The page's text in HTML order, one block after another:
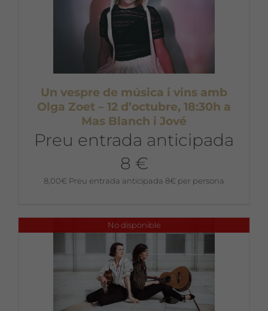
Un vespre de música i vins amb
Olga Zoet – 12 d’octubre, 18:30h a
Mas Blanch i Jové
Preu entrada anticipada
8 €
8,00€ Preu entrada anticipada 8€ per persona
No disponible